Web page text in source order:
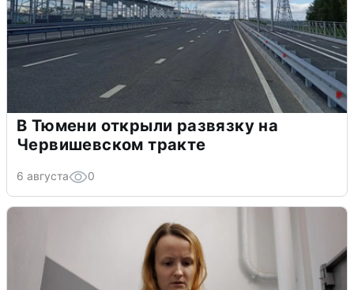
В Тюмени открыли развязку на
Червишевском тракте
6 августа 0